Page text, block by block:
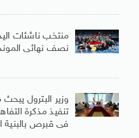
منتخب ناشئات
نصف نهائى
وزير البترول
تنفيذ مذكرة
فى قبرص بالبنية